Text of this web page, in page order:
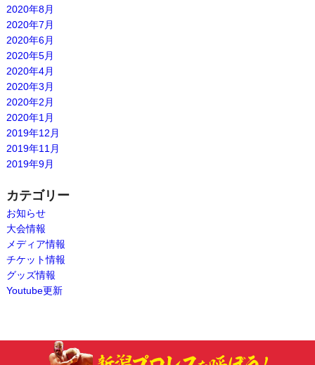
2020年8月
2020年7月
2020年6月
2020年5月
2020年4月
2020年3月
2020年2月
2020年1月
2019年12月
2019年11月
2019年9月
カテゴリー
お知らせ
大会情報
メディア情報
チケット情報
グッズ情報
Youtube更新